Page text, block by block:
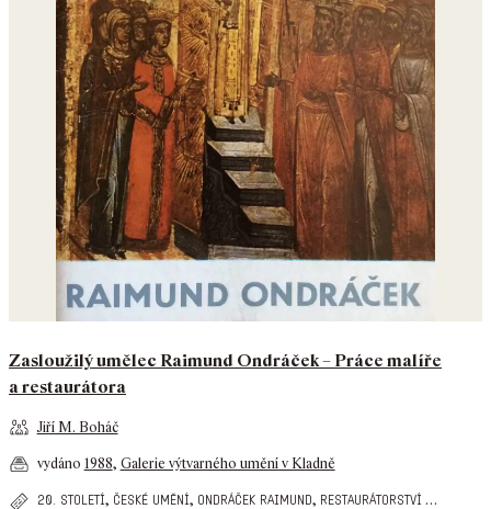
Zasloužilý umělec Raimund Ondráček – Práce malíře
a restaurátora
Jiří M. Boháč
vydáno 1988, Galerie výtvarného umění v Kladně
20. století, české umění, ondráček raimund, restaurátorství …